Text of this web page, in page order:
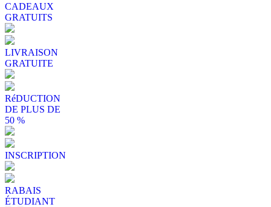
CADEAUX
GRATUITS
LIVRAISON
GRATUITE
RéDUCTION
DE PLUS DE
50 %
INSCRIPTION
RABAIS
ÉTUDIANT